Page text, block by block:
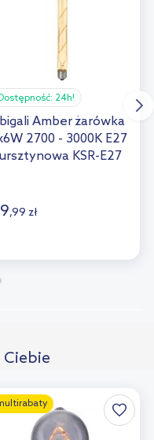
24h!
Amber żarówka
2700 - 3000K E27
KSR-E27
,99 zł